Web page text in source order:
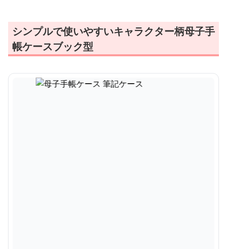
シンプルで使いやすいキャラクター柄母子手
帳ケースブック型